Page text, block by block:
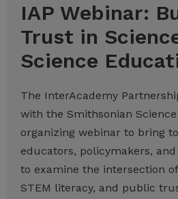
IAP Webinar:
Trust in
Science
The InterAcademy
with the Smithsonian
organizing webinar to bring
educators, policymakers,
to examine the intersection
STEM literacy, and public